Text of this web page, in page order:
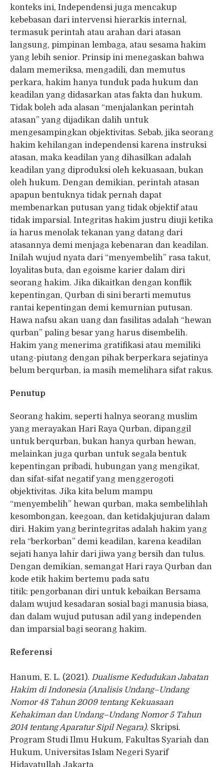
konteks ini, Independensi juga mencakup
kebebasan dari intervensi hierarkis internal,
termasuk perintah atau arahan dari atasan
langsung, pimpinan lembaga, atau sesama hakim
yang lebih senior. Prinsip ini menegaskan bahwa
dalam memeriksa, mengadili, dan memutus
perkara, hakim hanya tunduk pada hukum dan
keadilan yang didasarkan atas fakta dan hukum.
Tidak boleh ada alasan “menjalankan perintah
atasan” yang dijadikan dalih untuk
mengesampingkan objektivitas. Sebab, jika seorang
hakim kehilangan independensi karena instruksi
atasan, maka keadilan yang dihasilkan adalah
keadilan yang diproduksi oleh kekuasaan, bukan
oleh hukum. Dengan demikian, perintah atasan
apapun bentuknya tidak pernah dapat
membenarkan putusan yang tidak objektif atau
tidak imparsial. Integritas hakim justru diuji ketika
ia harus menolak tekanan yang datang dari
atasannya demi menjaga kebenaran dan keadilan.
Inilah wujud nyata dari “menyembelih” rasa takut,
loyalitas buta, dan egoisme karier dalam diri
seorang hakim. Jika dikaitkan dengan konflik
kepentingan, Qurban di sini berarti memutus
rantai kepentingan demi kemurnian putusan.
Hawa nafsu akan uang dan fasilitas adalah “hewan
qurban” paling besar yang harus disembelih.
Hakim yang menerima gratifikasi atau memiliki
utang-piutang dengan pihak berperkara sejatinya
belum berqurban, ia masih memelihara sifat rakus.
Penutup
Seorang hakim, seperti halnya seorang muslim
yang merayakan Hari Raya Qurban, dipanggil
untuk berqurban, bukan hanya qurban hewan,
melainkan juga qurban untuk segala bentuk
kepentingan pribadi, hubungan yang mengikat,
dan sifat-sifat negatif yang menggerogoti
objektivitas. Jika kita belum mampu
“menyembelih” hewan qurban, maka sembelihlah
kesombongan, keegoan, dan ketidakjujuran dalam
diri. Hakim yang berintegritas adalah hakim yang
rela “berkorban” demi keadilan, karena keadilan
sejati hanya lahir dari jiwa yang bersih dan tulus.
Dengan demikian, semangat Hari raya Qurban dan
kode etik hakim bertemu pada satu
titik: pengorbanan diri untuk kebaikan Bersama
dalam wujud kesadaran sosial bagi manusia biasa,
dan dalam wujud putusan adil yang independen
dan imparsial bagi seorang hakim.
Referensi
Hanum, E. L. (2021). Dualisme Kedudukan Jabatan
Hakim di Indonesia (Analisis Undang–Undang
Nomor 48 Tahun 2009 tentang Kekuasaan
Kehakiman dan Undang–Undang Nomor 5 Tahun
2014 tentang Aparatur Sipil Negara). Skripsi.
Program Studi Ilmu Hukum, Fakultas Syariah dan
Hukum, Universitas Islam Negeri Syarif
Hidayatullah Jakarta